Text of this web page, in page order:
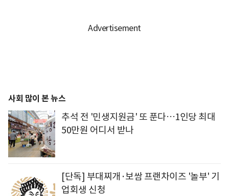
사회 많이 본 뉴스
추석 전 '민생지원금' 또 푼다…1인당 최대
50만원 어디서 받나
[단독] 부대찌개·보쌈 프랜차이즈 '놀부' 기
업회생 신청